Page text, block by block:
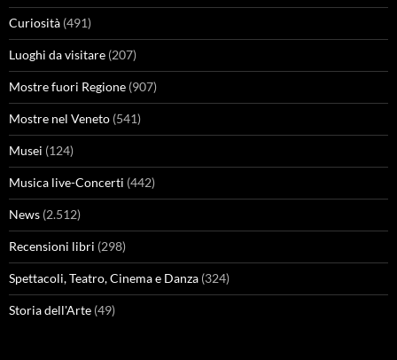
Curiosità (491)
Luoghi da visitare (207)
Mostre fuori Regione (907)
Mostre nel Veneto (541)
Musei (124)
Musica live-Concerti (442)
News (2.512)
Recensioni libri (298)
Spettacoli, Teatro, Cinema e Danza (324)
Storia dell'Arte (49)